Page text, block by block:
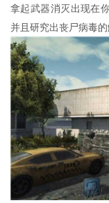
拿起武器消灭出现在
并且研究出丧尸病毒